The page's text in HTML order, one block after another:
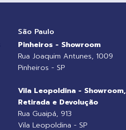
São Paulo
Pinheiros - Showroom
Rua Joaquim Antunes, 1009
Pinheiros - SP
Vila Leopoldina - Showroom,
Retirada e Devolução
Rua Guaipá, 913
Vila Leopoldina - SP